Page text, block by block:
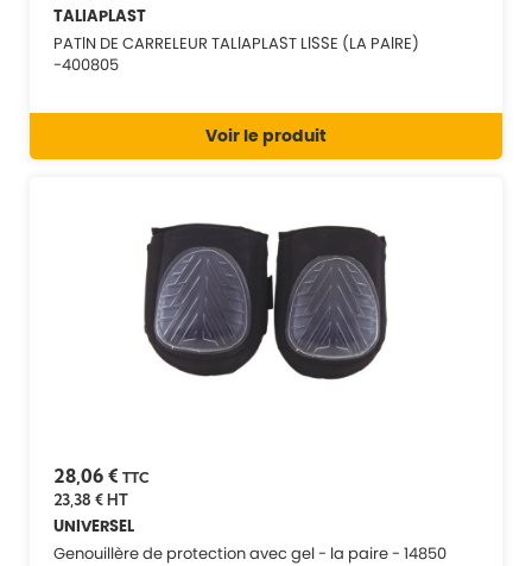
TALIAPLAST
PATIN DE CARRELEUR TALIAPLAST LISSE (LA PAIRE)
-400805
Voir le produit
28,06 € TTC
23,38 €HT
UNIVERSEL
Genouillère de protection avec gel - la paire - 14850